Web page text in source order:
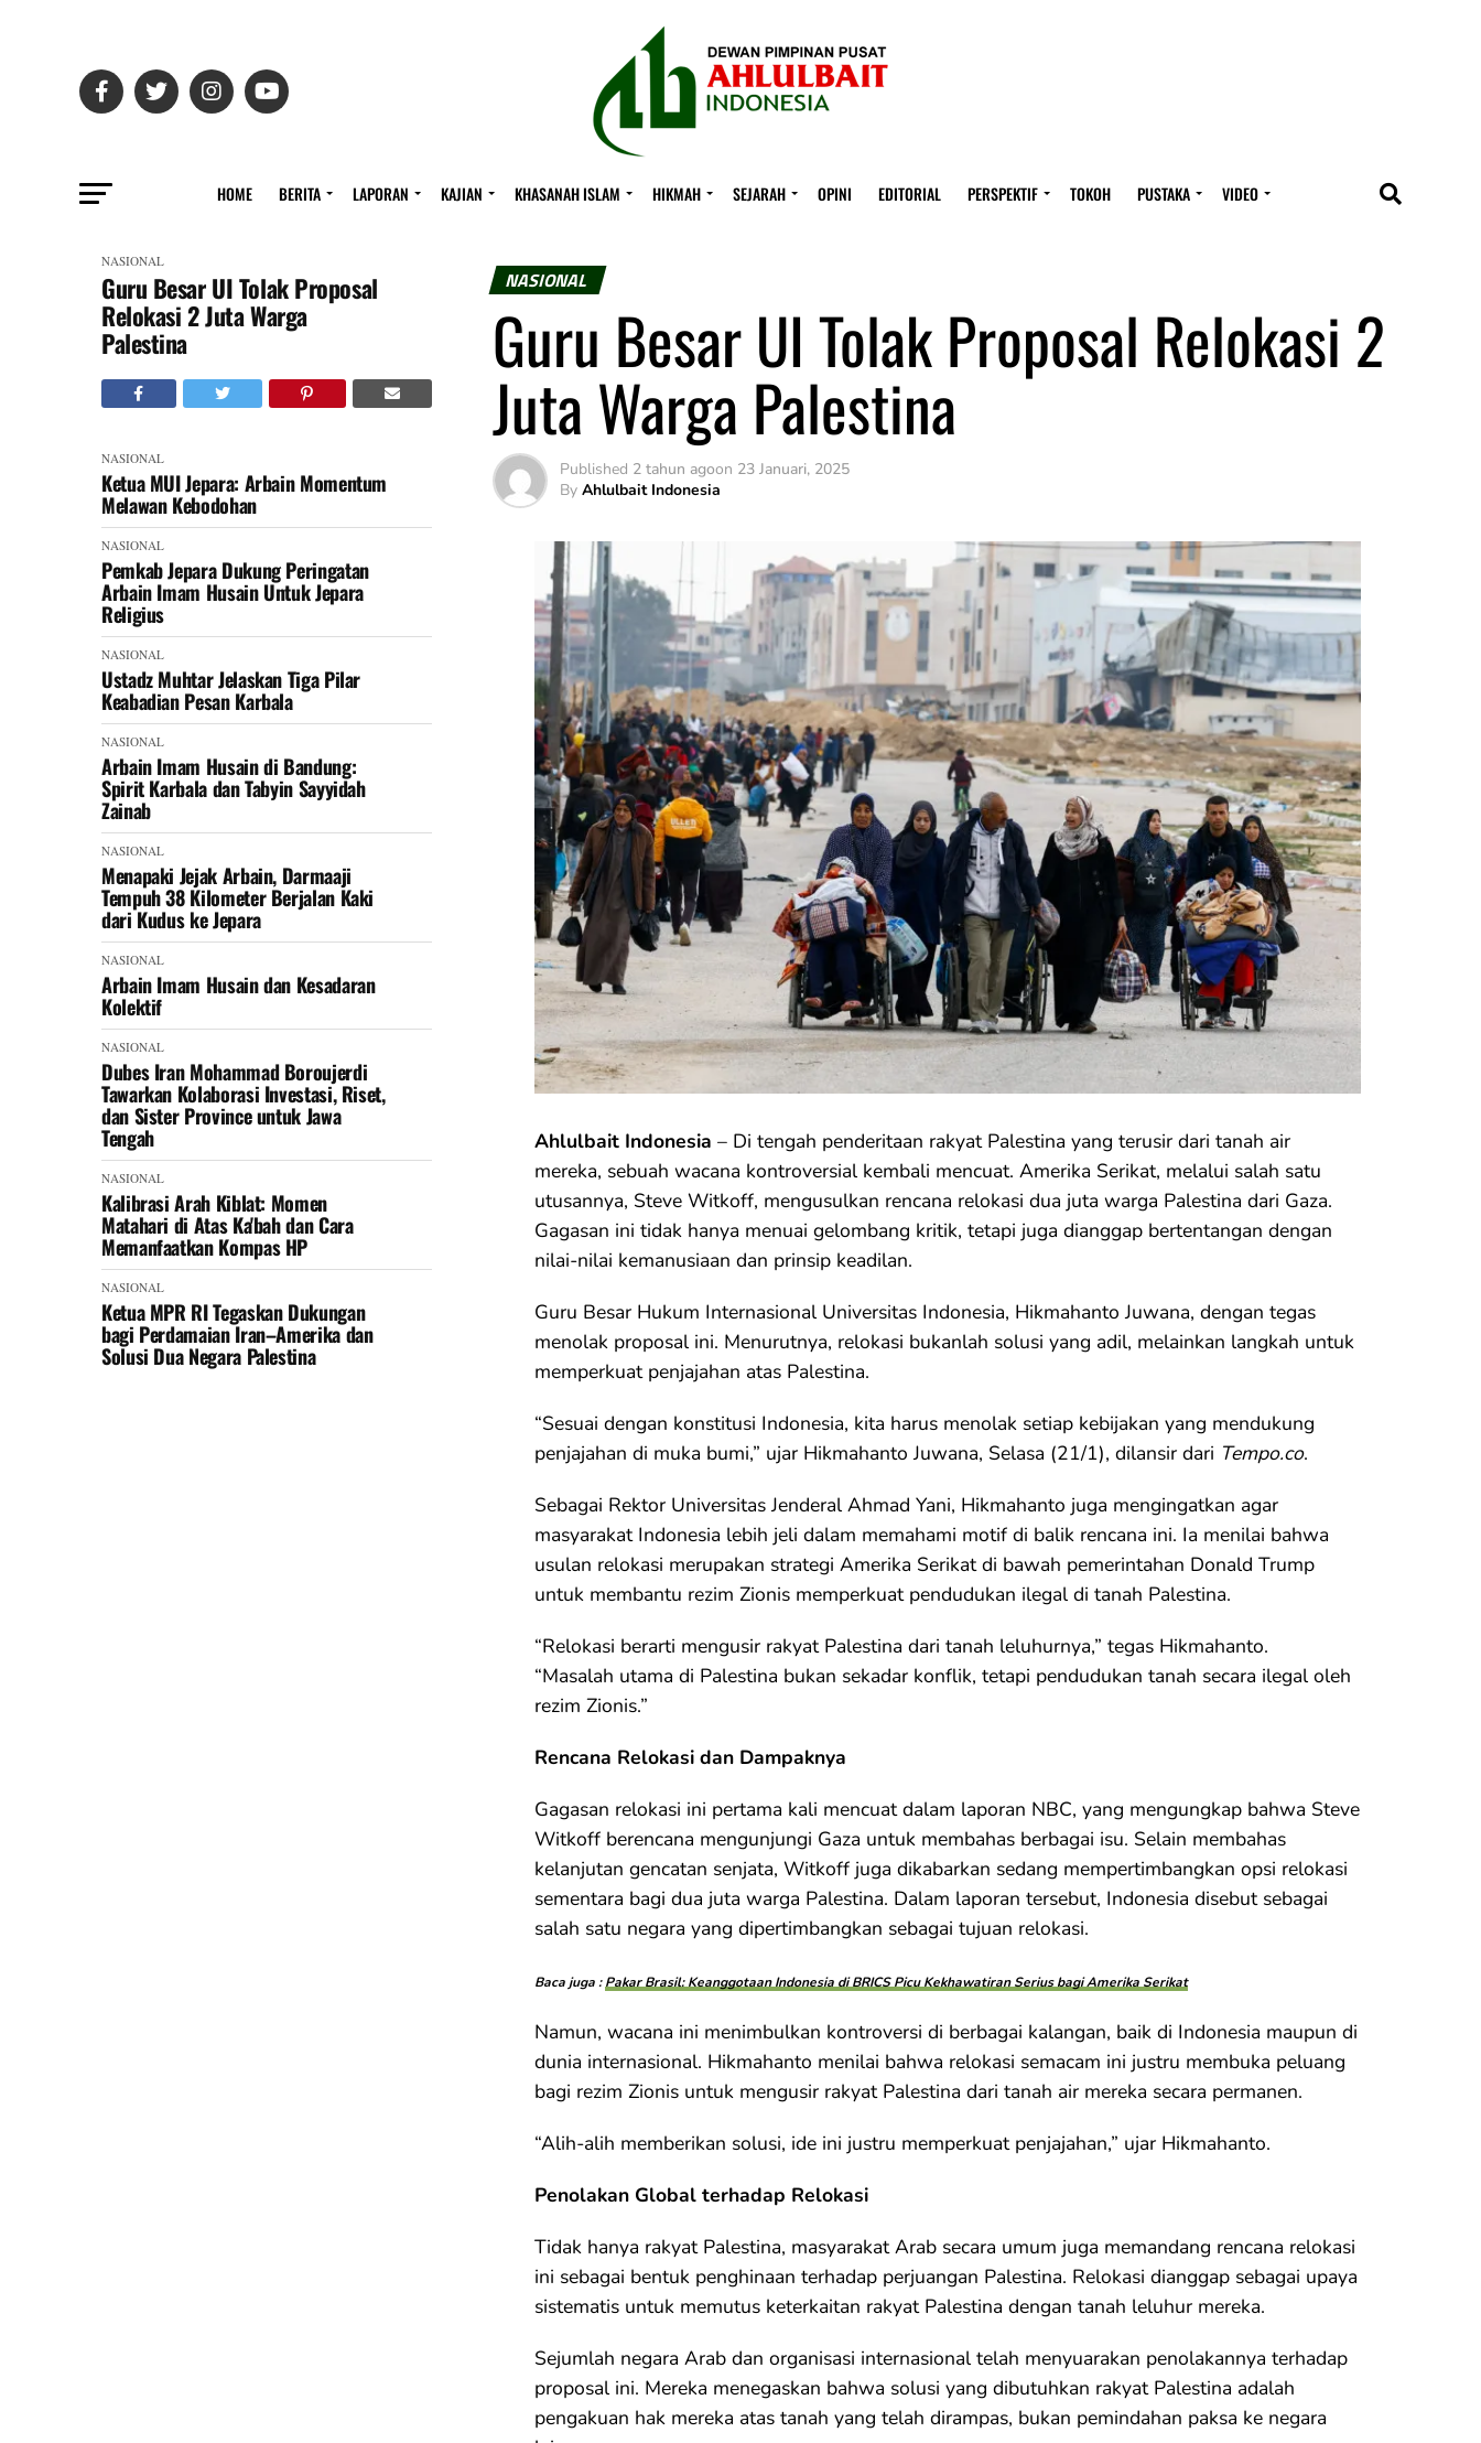
HOME BERITA LAPORAN KAJIAN KHASANAH ISLAM HIKMAH SEJARAH OPINI EDITORIAL PERSPEKTIF TOKOH PUSTAKA VIDEO
NASIONAL
Guru Besar UI Tolak Proposal
Relokasi 2 Juta Warga
Palestina
NASIONAL
Ketua MUI Jepara: Arbain Momentum
Melawan Kebodohan
NASIONAL
Pemkab Jepara Dukung Peringatan
Arbain Imam Husain Untuk Jepara
Religius
NASIONAL
Ustadz Muhtar Jelaskan Tiga Pilar
Keabadian Pesan Karbala
NASIONAL
Arbain Imam Husain di Bandung:
Spirit Karbala dan Tabyin Sayyidah
Zainab
NASIONAL
Menapaki Jejak Arbain, Darmaaji
Tempuh 38 Kilometer Berjalan Kaki
dari Kudus ke Jepara
NASIONAL
Arbain Imam Husain dan Kesadaran
Kolektif
NASIONAL
Dubes Iran Mohammad Boroujerdi
Tawarkan Kolaborasi Investasi, Riset,
dan Sister Province untuk Jawa
Tengah
NASIONAL
Kalibrasi Arah Kiblat: Momen
Matahari di Atas Ka'bah dan Cara
Memanfaatkan Kompas HP
NASIONAL
Ketua MPR RI Tegaskan Dukungan
bagi Perdamaian Iran–Amerika dan
Solusi Dua Negara Palestina
NASIONAL
Guru Besar UI Tolak Proposal Relokasi 2
Juta Warga Palestina
Published 2 tahun agoon 23 Januari, 2025
By Ahlulbait Indonesia
Ahlulbait Indonesia – Di tengah penderitaan rakyat Palestina yang terusir dari tanah air
mereka, sebuah wacana kontroversial kembali mencuat. Amerika Serikat, melalui salah satu
utusannya, Steve Witkoff, mengusulkan rencana relokasi dua juta warga Palestina dari Gaza.
Gagasan ini tidak hanya menuai gelombang kritik, tetapi juga dianggap bertentangan dengan
nilai-nilai kemanusiaan dan prinsip keadilan.
Guru Besar Hukum Internasional Universitas Indonesia, Hikmahanto Juwana, dengan tegas
menolak proposal ini. Menurutnya, relokasi bukanlah solusi yang adil, melainkan langkah untuk
memperkuat penjajahan atas Palestina.
“Sesuai dengan konstitusi Indonesia, kita harus menolak setiap kebijakan yang mendukung
penjajahan di muka bumi,” ujar Hikmahanto Juwana, Selasa (21/1), dilansir dari Tempo.co.
Sebagai Rektor Universitas Jenderal Ahmad Yani, Hikmahanto juga mengingatkan agar
masyarakat Indonesia lebih jeli dalam memahami motif di balik rencana ini. Ia menilai bahwa
usulan relokasi merupakan strategi Amerika Serikat di bawah pemerintahan Donald Trump
untuk membantu rezim Zionis memperkuat pendudukan ilegal di tanah Palestina.
“Relokasi berarti mengusir rakyat Palestina dari tanah leluhurnya,” tegas Hikmahanto.
“Masalah utama di Palestina bukan sekadar konflik, tetapi pendudukan tanah secara ilegal oleh
rezim Zionis.”
Rencana Relokasi dan Dampaknya
Gagasan relokasi ini pertama kali mencuat dalam laporan NBC, yang mengungkap bahwa Steve
Witkoff berencana mengunjungi Gaza untuk membahas berbagai isu. Selain membahas
kelanjutan gencatan senjata, Witkoff juga dikabarkan sedang mempertimbangkan opsi relokasi
sementara bagi dua juta warga Palestina. Dalam laporan tersebut, Indonesia disebut sebagai
salah satu negara yang dipertimbangkan sebagai tujuan relokasi.
Baca juga :Pakar Brasil: Keanggotaan Indonesia di BRICS Picu Kekhawatiran Serius bagi Amerika Serikat
Namun, wacana ini menimbulkan kontroversi di berbagai kalangan, baik di Indonesia maupun di
dunia internasional. Hikmahanto menilai bahwa relokasi semacam ini justru membuka peluang
bagi rezim Zionis untuk mengusir rakyat Palestina dari tanah air mereka secara permanen.
“Alih-alih memberikan solusi, ide ini justru memperkuat penjajahan,” ujar Hikmahanto.
Penolakan Global terhadap Relokasi
Tidak hanya rakyat Palestina, masyarakat Arab secara umum juga memandang rencana relokasi
ini sebagai bentuk penghinaan terhadap perjuangan Palestina. Relokasi dianggap sebagai upaya
sistematis untuk memutus keterkaitan rakyat Palestina dengan tanah leluhur mereka.
Sejumlah negara Arab dan organisasi internasional telah menyuarakan penolakannya terhadap
proposal ini. Mereka menegaskan bahwa solusi yang dibutuhkan rakyat Palestina adalah
pengakuan hak mereka atas tanah yang telah dirampas, bukan pemindahan paksa ke negara